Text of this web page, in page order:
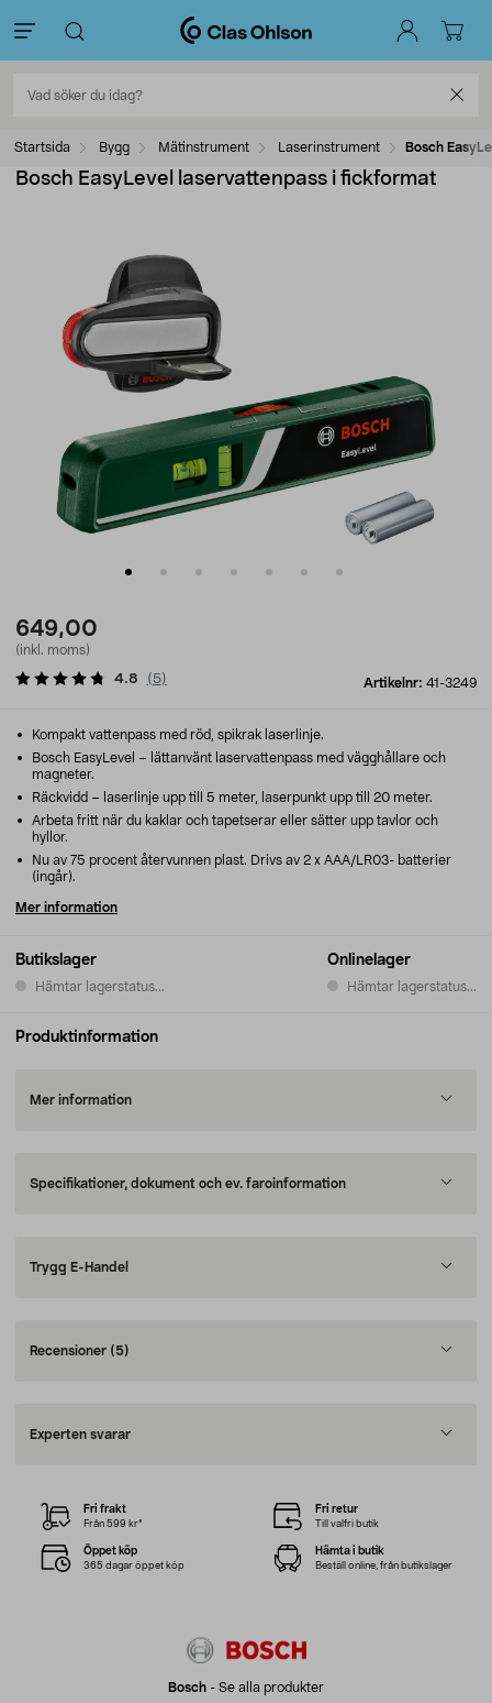
Startsida Bygg Mätinstrument Laserinstrument Bosch
Bosch EasyLevel laservattenpass i fickformat
649,00
(inkl. moms)
Artikelnr: 41-3249
4.8 ( 5)
Butikslager
Hämtar lagerstatus...
Onlinelager
Hämtar lagerstatus...
Kompakt vattenpass med röd, spikrak laserlinje.
Bosch EasyLevel – lättanvänt laservattenpass med vägghållare och
magneter.
Räckvidd – laserlinje upp till 5 meter, laserpunkt upp till 20 meter.
Arbeta fritt när du kaklar och tapetserar eller sätter upp tavlor och
hyllor.
Nu av 75 procent återvunnen plast. Drivs av 2 x AAA/LR03- batterier
(ingår).
Mer information
Produktinformation
Mer information
Specifikationer, dokument och ev. faroinformation
Trygg E-Handel
Recensioner (5)
Experten svarar
Bosch - Se alla produkter
Fri frakt
Från 599 kr*
Fri retur
Till valfri butik
Öppet köp
365 dagar öppet köp
Hämta i butik
Beställ online, från butikslager